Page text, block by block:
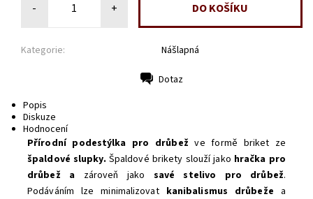
- +
Kategorie: Nášlapná
Dotaz
Popis
Diskuze
Hodnocení
Přírodní podestýlka pro drůbež ve formě briket ze
špaldové slupky. Špaldové brikety slouží jako hračka pro
drůbež a zároveň jako savé stelivo pro drůbež.
Podáváním lze minimalizovat kanibalismus drůbeže a